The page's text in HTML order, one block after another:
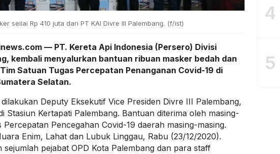
seilai Rp 410 juta dari PT KAI Divre III Palembang. (f/ist)
— PT. Kereta Api Indonesia (Persero) Divisi
kembali menyalurkan bantuan ribuan masker bedah dan
Satuan Tugas Percepatan Penanganan Covid-19 di
Selatan.
Deputy Eksekutif Vice Presiden Divre III Palembang,
Stasiun Kertapati Palembang. Bantuan diterima oleh masing-
Percepatan Pencegahan Covid-19 daerah masing-masing.
Enim, Lahat dan Lubuk Linggau, Rabu (23/12/2020).
sejumlah pejabat OPD Kota Palembang dan para staff
4
5